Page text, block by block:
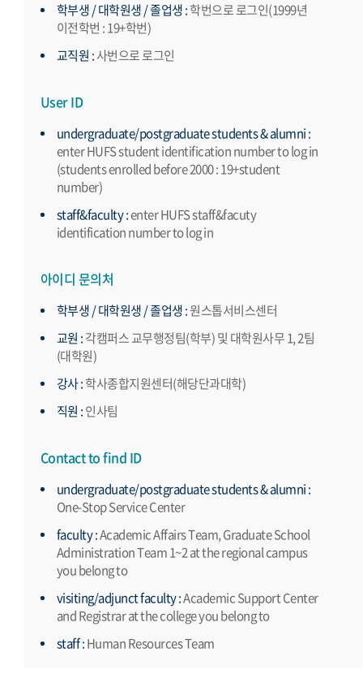
학부생 / 대학원생 / 졸업생 :학번으로 로그인(1999년
이전학번 : 19+학번)
교직원 :사번으로 로그인
User ID
undergraduate/postgraduate students & alumni :
enter HUFS student identification number to log in
(students enrolled before 2000 : 19+student
number)
staff&faculty :enter HUFS staff&facuty
identification number to log in
아이디 문의처
학부생 / 대학원생 / 졸업생 :원스톱서비스센터
교원 :각캠퍼스 교무행정팀(학부) 및 대학원사무 1, 2팀
(대학원)
강사 :학사종합지원센터(해당단과대학)
직원 :인사팀
Contact to find ID
undergraduate/postgraduate students & alumni :
One-Stop Service Center
faculty :Academic Affairs Team, Graduate School
Administration Team 1~2 at the regional campus
you belong to
visiting/adjunct faculty :Academic Support Center
and Registrar at the college you belong to
staff :Human Resources Team